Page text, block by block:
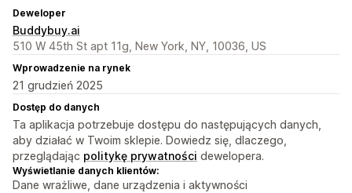
Deweloper
Buddybuy.ai
510 W 45th St apt 11g, New York, NY, 10036, US
Wprowadzenie na rynek
21 grudzień 2025
Dostęp do danych
Ta aplikacja potrzebuje dostępu do następujących danych,
aby działać w Twoim sklepie. Dowiedz się, dlaczego,
przeglądając politykę prywatności dewelopera.
Wyświetlanie danych klientów:
Dane wrażliwe, dane urządzenia i aktywności